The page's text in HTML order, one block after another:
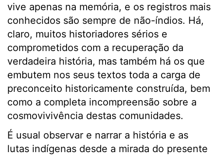
vive apenas na memória, e os registros mais
conhecidos são sempre de não-índios. Há,
claro, muitos historiadores sérios e
comprometidos com a recuperação da
verdadeira história, mas também há os que
embutem nos seus textos toda a carga de
preconceito historicamente construída, bem
como a completa incompreensão sobre a
cosmovivivência destas comunidades.
É usual observar e narrar a história e as
lutas indígenas desde a mirada do presente